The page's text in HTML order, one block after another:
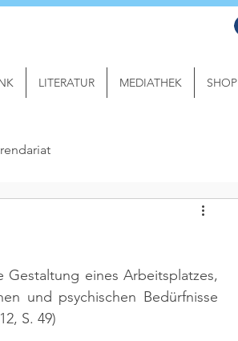
LITERATUR MEDIATHEK SHOP
eines Arbeitsplatzes,
und psychischen Bedürfnisse
S. 49)